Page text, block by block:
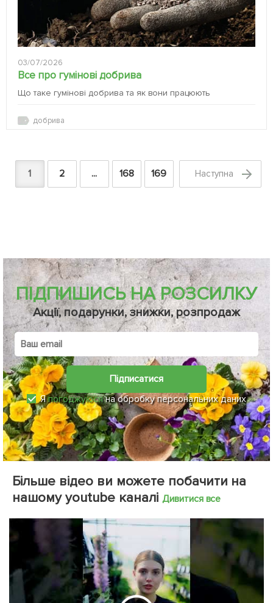
03/07/2026
Все про гумінові добрива
Що таке гумінові добрива та як вони працюють
добрива
1 2 ... 168 169 Наступна
ПІДПИШИСЬ НА РОЗСИЛКУ
Акції, подарунки, знижки, розпродаж
Підписатися
Япогоджуюсяна обробку персональних даних
Більше відео ви можете побачити на
нашому youtube каналі Дивитися все